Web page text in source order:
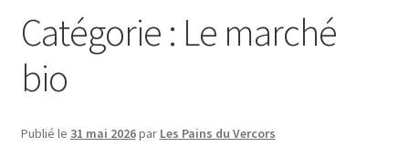
Abonnements
Qui sommes-nous
Où trouver nos pains
Catégorie : Le marché
bio
Publié le 31 mai 2026par Les Pains du Vercors